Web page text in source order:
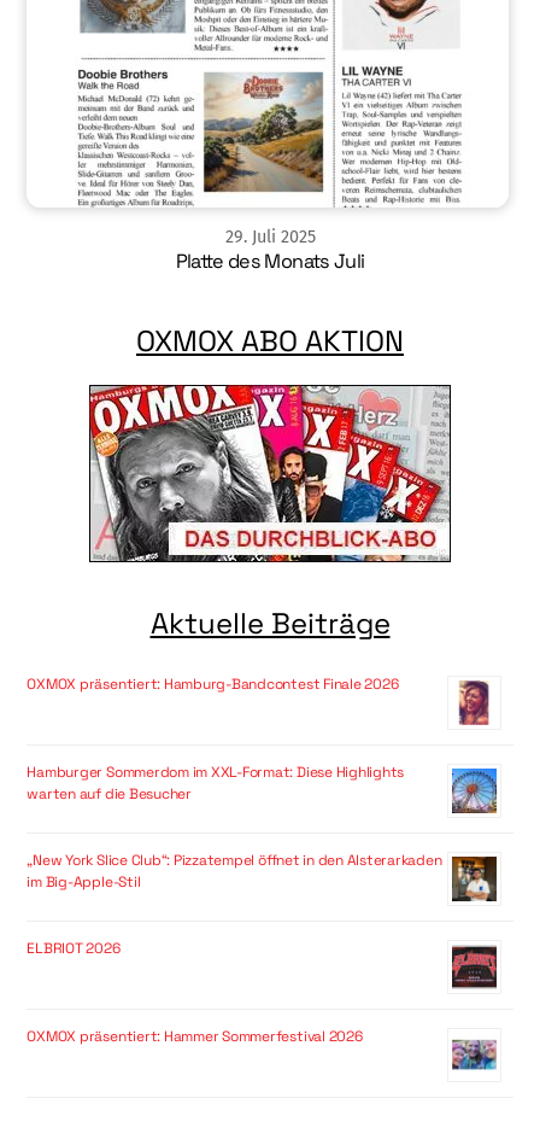
29. Juli 2025
Platte des Monats Juli
OXMOX ABO AKTION
Aktuelle Beiträge
OXMOX präsentiert: Hamburg-Bandcontest Finale 2026
Hamburger Sommerdom im XXL-Format: Diese Highlights
warten auf die Besucher
„New York Slice Club“: Pizzatempel öffnet in den Alsterarkaden
im Big-Apple-Stil
ELBRIOT 2026
OXMOX präsentiert: Hammer Sommerfestival 2026